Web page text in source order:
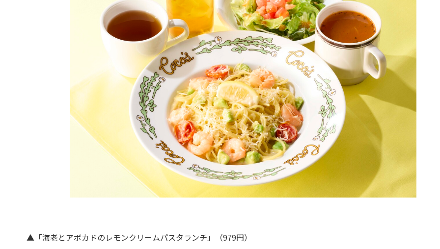
▲「海老とアボカドのレモンクリームパスタランチ」（979円）